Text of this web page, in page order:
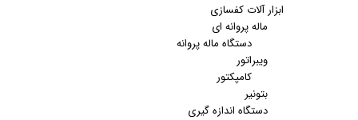
ابزار آلات کفسازی
ماله پروانه ای
دستگاه ماله پروانه
ویبراتور
کامپکتور
بتونیر
دستگاه اندازه گیری